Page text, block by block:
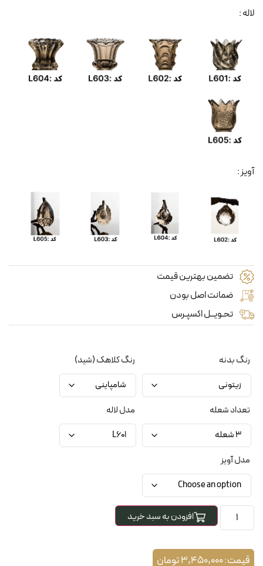
لاله :
آویز :
تضمین بهترین قیمت
ضمانت اصل بودن
تحـویــل اکسپـرس
رنگ بدنه رنگ کلاهک (شید)
تعداد شعله مدل لاله
مدل آویز
افزودن به سبد خرید
قیمت:3,450,000تومان